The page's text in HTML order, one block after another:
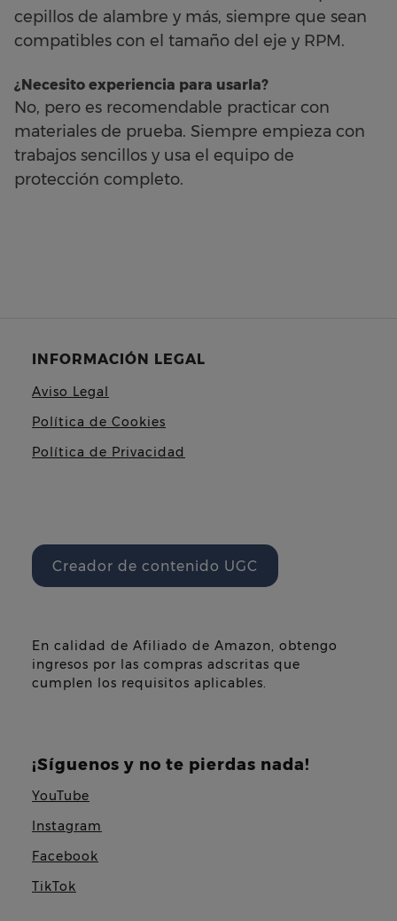
cepillos de alambre y más, siempre que sean
compatibles con el tamaño del eje y RPM.
¿Necesito experiencia para usarla?
No, pero es recomendable practicar con
materiales de prueba. Siempre empieza con
trabajos sencillos y usa el equipo de
protección completo.
INFORMACIÓN LEGAL
Aviso Legal
Política de Cookies
Política de Privacidad
Creador de contenido UGC
En calidad de Afiliado de Amazon, obtengo
ingresos por las compras adscritas que
cumplen los requisitos aplicables.
¡Síguenos y no te pierdas nada!
YouTube
Instagram
Facebook
TikTok